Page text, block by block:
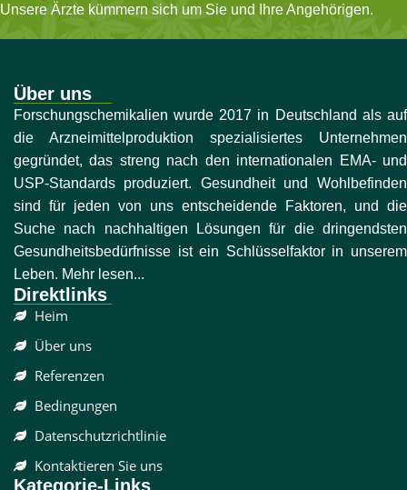
Unsere Ärzte kümmern sich um Sie und Ihre Angehörigen.
Über uns
Forschungschemikalien wurde 2017 in Deutschland als auf
die Arzneimittelproduktion spezialisiertes Unternehmen
gegründet, das streng nach den internationalen EMA- und
USP-Standards produziert. Gesundheit und Wohlbefinden
sind für jeden von uns entscheidende Faktoren, und die
Suche nach nachhaltigen Lösungen für die dringendsten
Gesundheitsbedürfnisse ist ein Schlüsselfaktor in unserem
Leben. Mehr lesen...
Direktlinks
Heim
Über uns
Referenzen
Bedingungen
Datenschutzrichtlinie
Kontaktieren Sie uns
Kategorie-Links